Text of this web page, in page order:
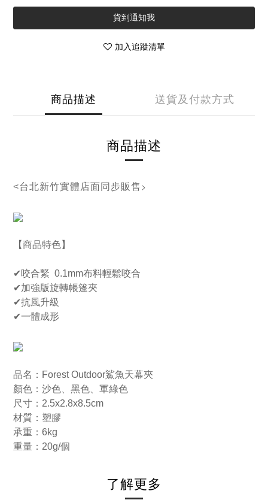
貨到通知我
加入追蹤清單
商品描述 送貨及付款方式
商品描述
<台北新竹實體店面同步販售 >
【商品特色】
✔咬合緊 0.1mm布料輕鬆咬合
✔加強版旋轉帳篷夾
✔抗風升級
✔一體成形
品名：Forest Outdoor鯊魚天幕夾
顏色：沙色、黑色、軍綠色
尺寸：2.5x2.8x8.5cm
材質：塑膠
承重：6kg
重量：20g/個
了解更多